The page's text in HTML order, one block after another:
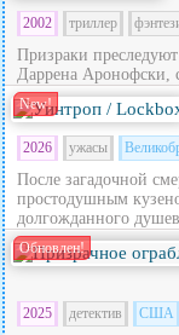
2002 триллер
Призраки
Даррена Аронофски,
New!
2026 ужасы
После загадочной
простодушным
долгожданного
Обновлен!
2025 детектив США